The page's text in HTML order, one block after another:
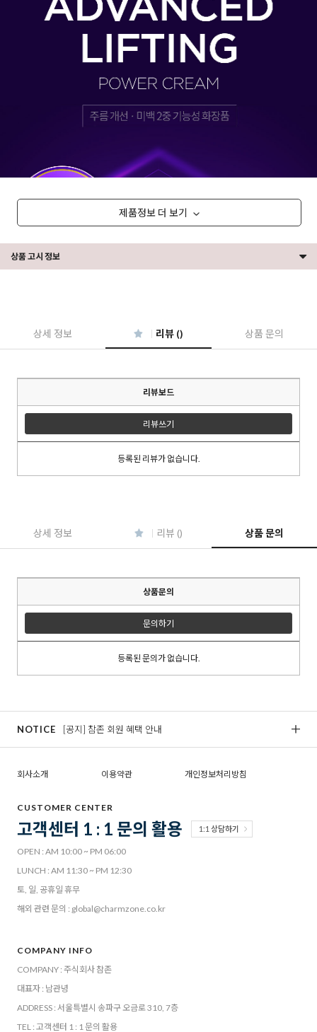
이코 라이프 하
제품정보 더 보기
상품 고시 정보
상세 정보 리뷰 () 상품 문의
리뷰보드
리뷰쓰기
등록된 리뷰가 없습니다.
상세 정보 리뷰 () 상품 문의
상품문의
문의하기
등록된 문의가 없습니다.
NOTICE [공지] 참존 회원 혜택 안내
회사소개 이용약관 개인정보처리방침
CUSTOMER CENTER
고객센터 1 : 1 문의 활용 1:1 상담하기
OPEN : AM 10:00 ~ PM 06:00
LUNCH : AM 11:30 ~ PM 12:30
토, 일, 공휴일 휴무
해외 관련 문의 : global@charmzone.co.kr
COMPANY INFO
COMPANY : 주식회사 참존
대표자 : 남관녕
ADDRESS : 서울특별시 송파구 오금로 310, 7층
TEL : 고객센터 1 : 1 문의 활용